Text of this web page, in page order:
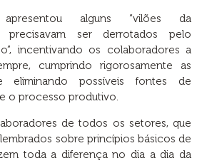
alguns “vilões da
precisavam ser derrotados pelo
incentivando os colaboradores a
cumprindo rigorosamente as
possíveis fontes de
o processo produtivo.
de todos os setores, que
sobre princípios básicos de
toda a diferença no dia a dia da